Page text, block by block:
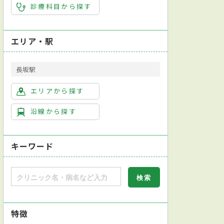
診療科目から探す
エリア・駅
長坂駅
エリアから探す
沿線から探す
キーワード
特徴